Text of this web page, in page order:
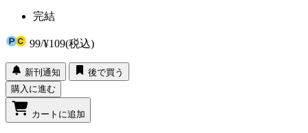
完結
99/¥109(税込)
新刊通知
後で買う
購入に進む
カートに追加